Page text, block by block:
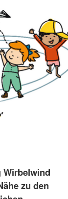
Wirbelwind
zu den